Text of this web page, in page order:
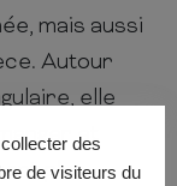
des
de visiteurs du
mais aussi
Autour
elle
et
plus